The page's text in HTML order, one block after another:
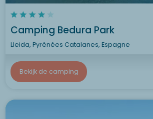
Camping Bedura Park
Lleida, Pyrénées Catalanes, Espagne
Bekijk de camping